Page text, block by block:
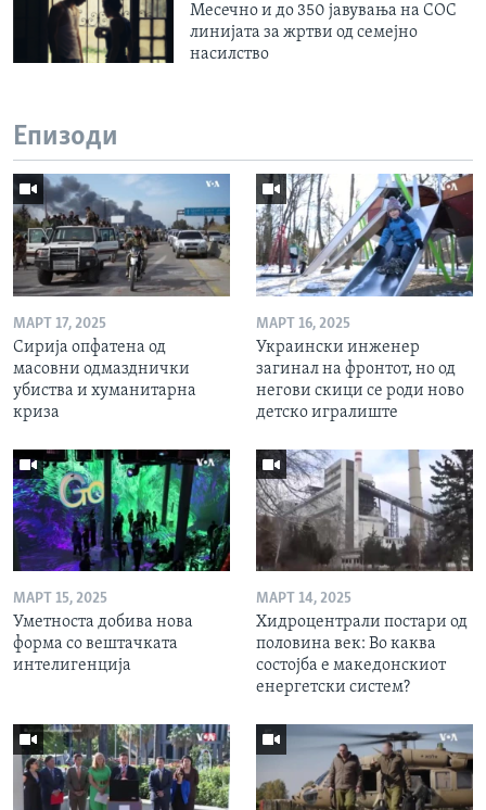
Месечно и до 350 јавувања на СОС
линијата за жртви од семејно
насилство
Епизоди
МАРТ 17, 2025
Сирија опфатена од
масовни одмазднички
убиства и хуманитарна
криза
МАРТ 16, 2025
Украински инженер
загинал на фронтот, но од
негови скици се роди ново
детско игралиште
МАРТ 15, 2025
Уметноста добива нова
форма со вештачката
интелигенција
МАРТ 14, 2025
Хидроцентрали постари од
половина век: Во каква
состојба е македонскиот
енергетски систем?